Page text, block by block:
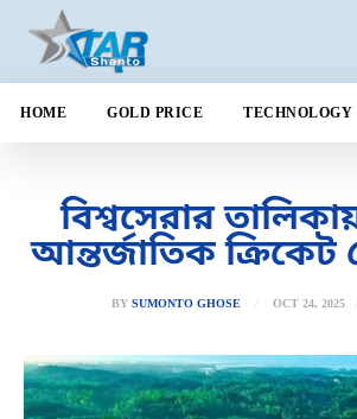
HOME GOLD PRICE TECHNOLOGY
বিশ্বসেরার
আন্তর্জাতিক ক্রিকেট
BY SUMONTO GHOSE OCT 24, 2025